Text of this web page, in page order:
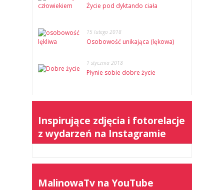
Życie pod dyktando ciała
15 lutego 2018
Osobowość unikająca (lękowa)
1 stycznia 2018
Płynie sobie dobre życie
Inspirujące zdjęcia i fotorelacje
z wydarzeń na Instagramie
MalinowaTv na YouTube